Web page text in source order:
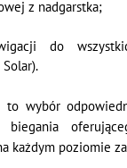
z nadgarstka;
do
to wybór
każdym poziomie